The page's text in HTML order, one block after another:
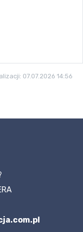
07.07.2026 14:56